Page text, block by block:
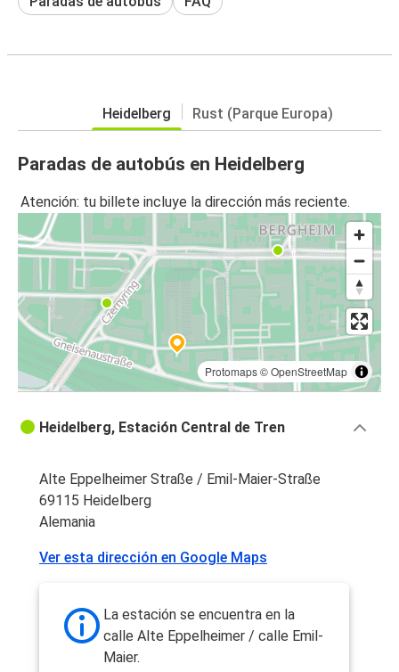
Heidelberg Rust (Parque Europa)
Paradas de autobús en Heidelberg
Atención: tu billete incluye la dirección más reciente.
Protomaps©OpenStreetMap
Heidelberg, Estación Central de Tren
Alte Eppelheimer Straße / Emil-Maier-Straße
69115 Heidelberg
Alemania
Ver esta dirección en Google Maps
La estación se encuentra en la
calle Alte Eppelheimer / calle Emil-
Maier.